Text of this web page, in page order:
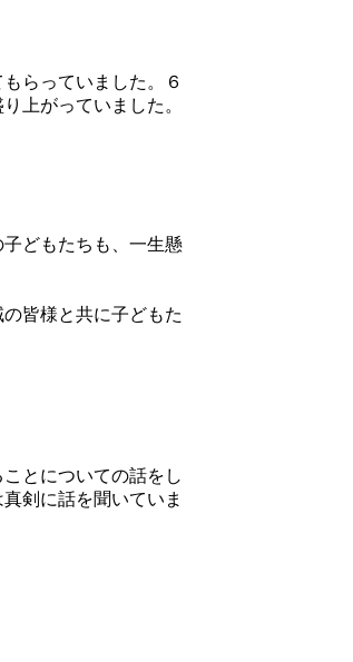
らっていました。６
上がっていました。
どもたちも、一生懸
皆様と共に子どもた
とについての話をし
剣に話を聞いていま